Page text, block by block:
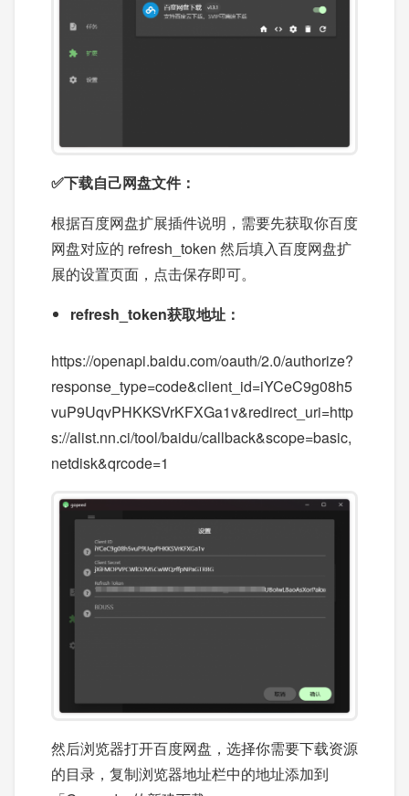
✅下载自己网盘文件：
根据百度网盘扩展插件说明，需要先获取你百度
网盘对应的 refresh_token 然后填入百度网盘扩
展的设置页面，点击保存即可。
refresh_token获取地址：
https://openapi.baidu.com/oauth/2.0/authorize?
response_type=code&client_id=iYCeC9g08h5
vuP9UqvPHKKSVrKFXGa1v&redirect_uri=http
s://alist.nn.ci/tool/baidu/callback&scope=basic,
netdisk&qrcode=1
然后浏览器打开百度网盘，选择你需要下载资源
的目录，复制浏览器地址栏中的地址添加到